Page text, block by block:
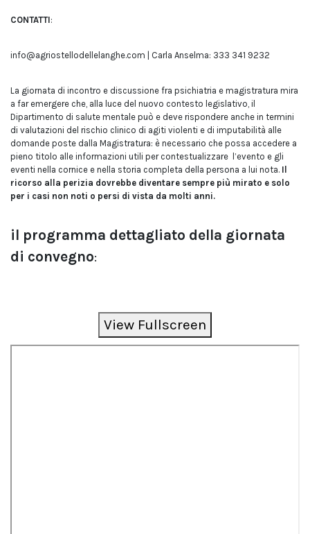
CONTATTI:
info@agriostellodellelanghe.com | Carla Anselma: 333 341 9232
La giornata di incontro e discussione fra psichiatria e magistratura mira
a far emergere che, alla luce del nuovo contesto legislativo, il
Dipartimento di salute mentale può e deve rispondere anche in termini
di valutazioni del rischio clinico di agiti violenti e di imputabilità alle
domande poste dalla Magistratura: è necessario che possa accedere a
pieno titolo alle informazioni utili per contestualizzare l’evento e gli
eventi nella cornice e nella storia completa della persona a lui nota. Il
ricorso alla perizia dovrebbe diventare sempre più mirato e solo
per i casi non noti o persi di vista da molti anni.
il programma dettagliato della giornata
di convegno:
View Fullscreen